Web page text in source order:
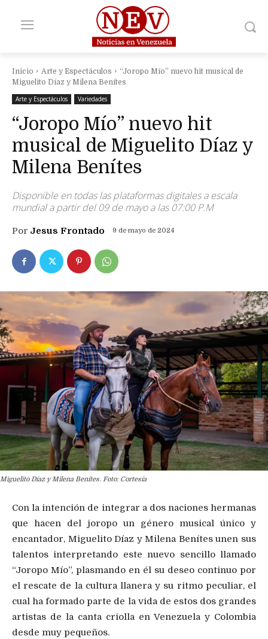
Inicio Arte y Espectáculos
“Joropo Mío” nuevo hit musical de
Miguelito Díaz y Milena Benítes
Arte y Espectáculos
Variedades
“Joropo Mío” nuevo hit
musical de Miguelito Díaz y
Milena Benítes
Disponible en todas las plataformas digitales a escala
mundial a partir del 09 de mayo a las 07:00 P.M
Por Jesus Frontado 9 de mayo de 2024
Miguelito Díaz y Milena Benítes. Foto: Cortesía
Con la intención de integrar a dos naciones hermanas
que hacen del joropo un género musical único y
encantador, Miguelito Díaz y Milena Benítes unen sus
talentos interpretando este nuevo sencillo llamado
“Joropo Mío”, plasmando en él su deseo continuo por
el rescate de la cultura llanera y su ritmo peculiar, el
cual ha formado parte de la vida de estos dos grandes
artistas de la canta criolla en Venezuela y Colombia
desde muy pequeños.